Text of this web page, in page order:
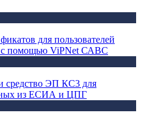
для пользователей
с помощью ViPNet САВС
ЭП КС3 для
из ЕСИА и ЦПГ